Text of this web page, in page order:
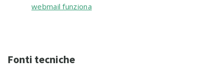
webmail funziona
Fonti tecniche